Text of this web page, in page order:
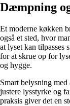
Dæmpning
Et moderne køkken
også et sted, hvor
at lyset kan tilpasses
for at skrue op for
og hygge.
Smart belysning
justere lysstyrke og
praksis giver det en